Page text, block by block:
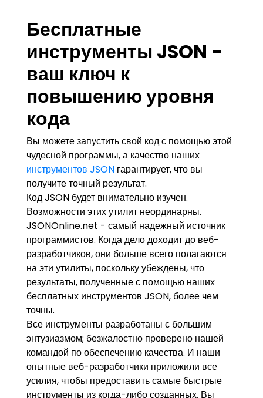
Бесплатные
инструменты JSON -
ваш ключ к
повышению уровня
кода
Вы можете запустить свой код с помощью этой
чудесной программы, а качество наших
инструментов JSON гарантирует, что вы
получите точный результат.
Код JSON будет внимательно изучен.
Возможности этих утилит неординарны.
JSONOnline.net - самый надежный источник
программистов. Когда дело доходит до веб-
разработчиков, они больше всего полагаются
на эти утилиты, поскольку убеждены, что
результаты, полученные с помощью наших
бесплатных инструментов JSON, более чем
точны.
Все инструменты разработаны с большим
энтузиазмом; безжалостно проверено нашей
командой по обеспечению качества. И наши
опытные веб-разработчики приложили все
усилия, чтобы предоставить самые быстрые
инструменты из когда-либо созданных. Вы